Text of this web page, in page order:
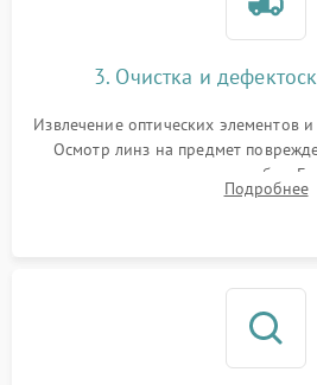
3. Очистка и
Извлечение оптических элементов
Осмотр линз на предмет
покрытия или появления грибка.
спецрастворами. ПроверкаПодробнее